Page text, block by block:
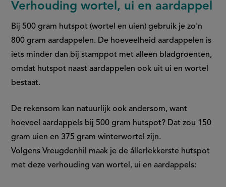
Verhouding wortel, ui en aardappel
Bij 500 gram hutspot (wortel en uien) gebruik je zo'n
800 gram aardappelen. De hoeveelheid aardappelen is
iets minder dan bij stamppot met alleen bladgroenten,
omdat hutspot naast aardappelen ook uit ui en wortel
bestaat.
De rekensom kan natuurlijk ook andersom, want
hoeveel aardappels bij 500 gram hutspot​? Dat zou 150
gram uien en 375 gram winterwortel zijn.
Volgens Vreugdenhil maak je de állerlekkerste hutspot
met deze verhouding van wortel, ui en aardappels: